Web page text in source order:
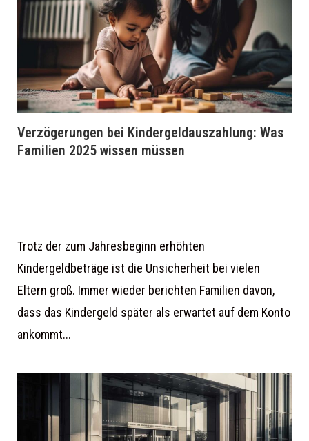
Verzögerungen bei Kindergeldauszahlung: Was
Familien 2025 wissen müssen
Trotz der zum Jahresbeginn erhöhten
Kindergeldbeträge ist die Unsicherheit bei vielen
Eltern groß. Immer wieder berichten Familien davon,
dass das Kindergeld später als erwartet auf dem Konto
ankommt...